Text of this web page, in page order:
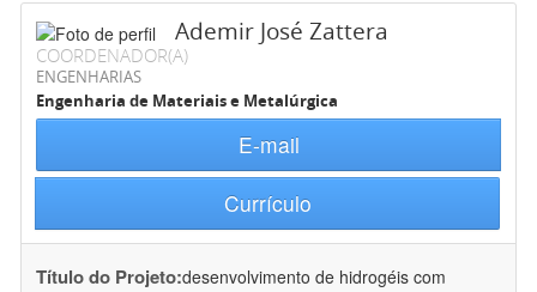
Ademir José Zattera
COORDENADOR(A)
ENGENHARIAS
Engenharia de Materiais e Metalúrgica
E-mail
Currículo
Título do Projeto:desenvolvimento de hidrogéis com